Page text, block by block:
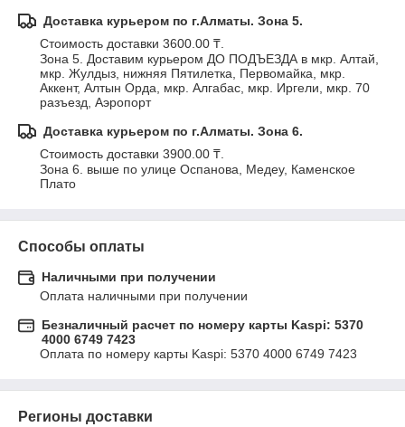
Доставка курьером по г.Алматы. Зона 5.
Стоимость доставки 3600.00 ₸.
Зона 5. Доставим курьером ДО ПОДЪЕЗДА в мкр. Алтай,
мкр. Жулдыз, нижняя Пятилетка, Первомайка, мкр.
Аккент, Алтын Орда, мкр. Алгабас, мкр. Иргели, мкр. 70
разъезд, Аэропорт
Доставка курьером по г.Алматы. Зона 6.
Стоимость доставки 3900.00 ₸.
Зона 6. выше по улице Оспанова, Медеу, Каменское
Плато
Способы оплаты
Наличными при получении
Оплата наличными при получении
Безналичный расчет по номеру карты Kaspi: 5370
4000 6749 7423
Оплата по номеру карты Kaspi: 5370 4000 6749 7423
Регионы доставки